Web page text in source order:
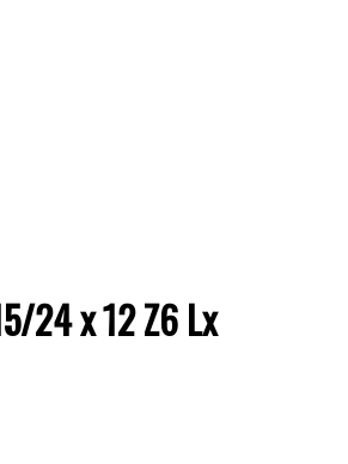
24 x 12 Z6 Lx